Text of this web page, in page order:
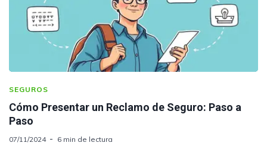
SEGUROS
Cómo Presentar un Reclamo de Seguro: Paso a
Paso
07/11/2024 6 min de lectura